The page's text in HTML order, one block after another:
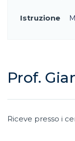
Istruzione
Prof.
Riceve presso i